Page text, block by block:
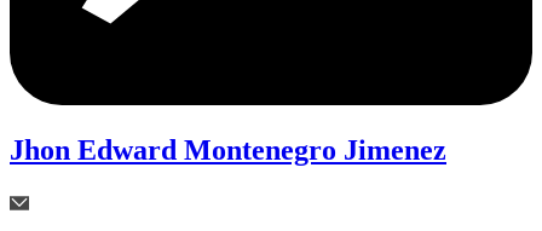
Jhon Edward Montenegro Jimenez